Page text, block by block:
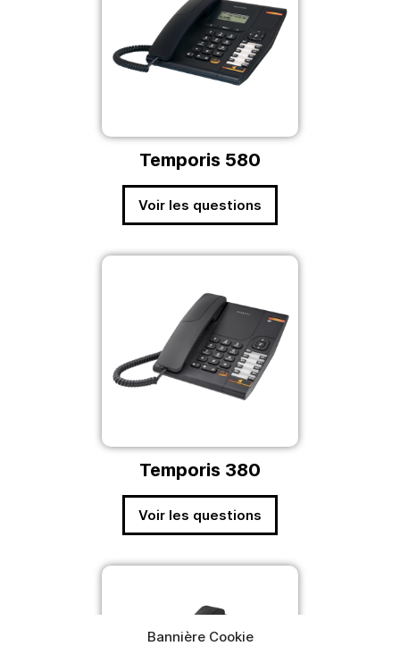
Bannière Cookie
Temporis 580
Voir les questions
Temporis 380
Voir les questions